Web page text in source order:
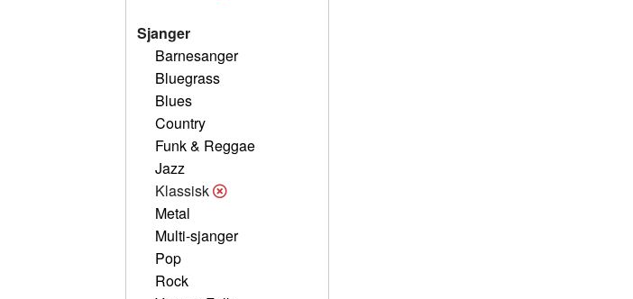
Sjanger
Barnesanger
Bluegrass
Blues
Country
Funk & Reggae
Jazz
Klassisk
Metal
Multi-sjanger
Pop
Rock